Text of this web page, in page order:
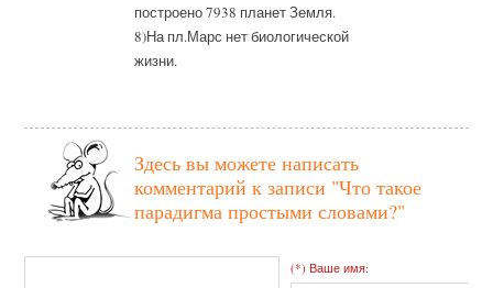
построено 7938 планет Земля.
8)На пл.Марс нет биологической
жизни.
Здесь вы можете написать
комментарий к записи "Что такое
парадигма простыми словами?"
(*) Ваше имя: